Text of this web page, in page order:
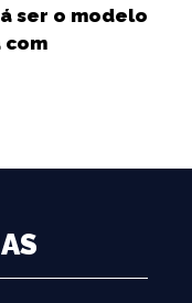
ser o modelo
com